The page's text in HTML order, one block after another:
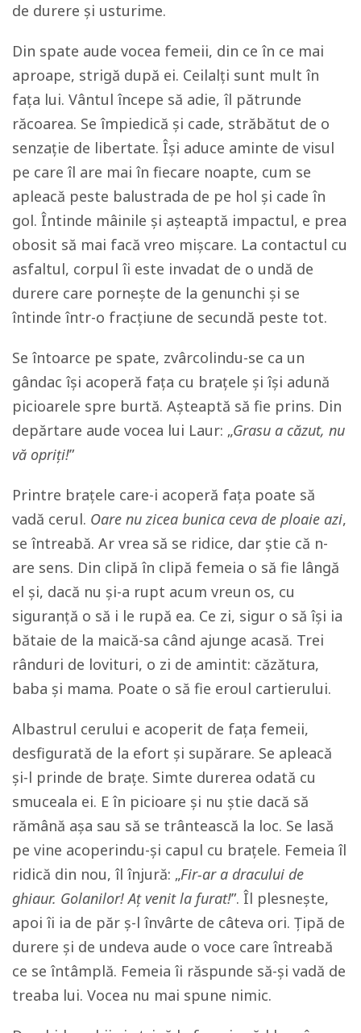
de durere și usturime.
Din spate aude vocea femeii, din ce în ce mai
aproape, strigă după ei. Ceilalți sunt mult în
fața lui. Vântul începe să adie, îl pătrunde
răcoarea. Se împiedică și cade, străbătut de o
senzație de libertate. Își aduce aminte de visul
pe care îl are mai în fiecare noapte, cum se
apleacă peste balustrada de pe hol și cade în
gol. Întinde mâinile și așteaptă impactul, e prea
obosit să mai facă vreo mișcare. La contactul cu
asfaltul, corpul îi este invadat de o undă de
durere care pornește de la genunchi și se
întinde într-o fracțiune de secundă peste tot.
Se întoarce pe spate, zvârcolindu-se ca un
gândac își acoperă faţa cu brațele și își adună
picioarele spre burtă. Așteaptă să fie prins. Din
depărtare aude vocea lui Laur: „Grasu a căzut, nu
vă opriți!”
Printre brațele care-i acoperă fața poate să
vadă cerul. Oare nu zicea bunica ceva de ploaie azi,
se întreabă. Ar vrea să se ridice, dar știe că n-
are sens. Din clipă în clipă femeia o să fie lângă
el și, dacă nu și-a rupt acum vreun os, cu
siguranță o să i le rupă ea. Ce zi, sigur o să își ia
bătaie de la maică-sa când ajunge acasă. Trei
rânduri de lovituri, o zi de amintit: căzătura,
baba și mama. Poate o să fie eroul cartierului.
Albastrul cerului e acoperit de fața femeii,
desfigurată de la efort și supărare. Se apleacă
și-l prinde de brațe. Simte durerea odată cu
smuceala ei. E în picioare și nu știe dacă să
rămână așa sau să se trântească la loc. Se lasă
pe vine acoperindu-şi capul cu brațele. Femeia îl
ridică din nou, îl înjură: „Fir-ar a dracului de
ghiaur. Golanilor! Aț venit la furat!”. Îl plesnește,
apoi îi ia de păr ș-l învârte de câteva ori. Țipă de
durere şi de undeva aude o voce care întreabă
ce se întâmplă. Femeia îi răspunde să-și vadă de
treaba lui. Vocea nu mai spune nimic.